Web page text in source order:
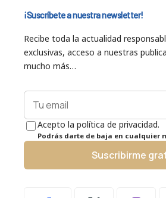
¡Suscríbete a nuestra newsletter!
Recibe toda la actualidad
exclusivas, acceso a nuestras
mucho más…
Acepto la política de privacidad.
Podrás darte de baja en cualquier
Suscribirme